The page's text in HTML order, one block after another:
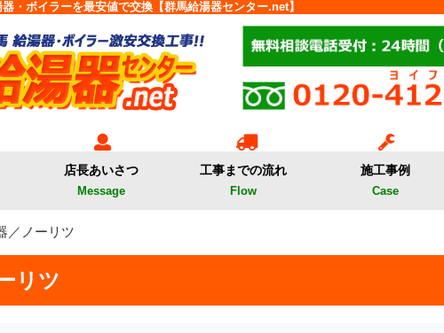
・ボイラーを最安値で交換【群馬給湯器センター.net】
店長あいさつ
Message
工事までの流れ
Flow
施工事例
Case
／ノーリツ
リツ